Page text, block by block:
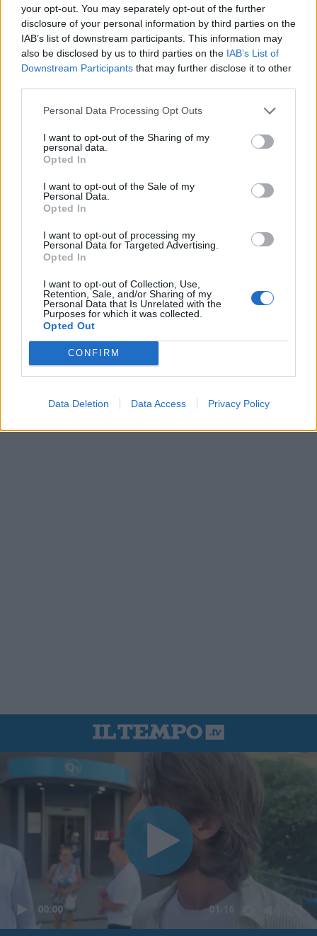
your opt-out. You may separately opt-out of the further
disclosure of your personal information by third parties on the
IAB’s list of downstream participants. This information may
also be disclosed by us to third parties on the IAB’s List of
Downstream Participants that may further disclose it to other
Personal Data Processing Opt Outs
I want to opt-out of the Sharing of my
personal data.
Opted In
I want to opt-out of the Sale of my
Personal Data.
Opted In
I want to opt-out of processing my
Personal Data for Targeted Advertising.
Opted In
I want to opt-out of Collection, Use,
Retention, Sale, and/or Sharing of my
Personal Data that Is Unrelated with the
Purposes for which it was collected.
Opted Out
CONFIRM
Data Deletion Data Access Privacy Policy
00:00 01:16